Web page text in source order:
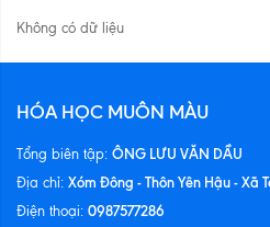
Không có dữ liệu
HÓA HỌC MUÔN MÀU
Tổng biên tập: ÔNG LƯU VĂN DẦU
Địa chỉ: Xóm Đông - Thôn Yên Hậu - Xã
Điện thoại: 0987577286